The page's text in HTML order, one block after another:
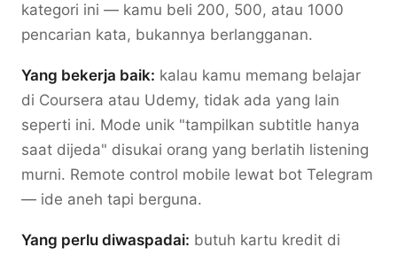
kategori ini — kamu beli 200, 500, atau 1000
pencarian kata, bukannya berlangganan.
Yang bekerja baik: kalau kamu memang belajar
di Coursera atau Udemy, tidak ada yang lain
seperti ini. Mode unik "tampilkan subtitle hanya
saat dijeda" disukai orang yang berlatih listening
murni. Remote control mobile lewat bot Telegram
— ide aneh tapi berguna.
Yang perlu diwaspadai: butuh kartu kredit di